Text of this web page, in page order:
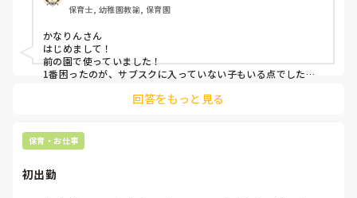
保育士, 幼稚園教諭, 保育園
かなりんさん
はじめまして！
前の園で使っていました！
1番困ったのが、サブスクに入っていない子もいる点でした。
るので)この子はサブスク、この子はロッカーから持ってく
回答をもっと見る
保育・お仕事
初出勤